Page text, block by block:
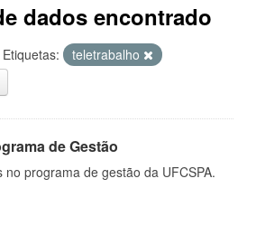
dados encontrado
Etiquetas:
teletrabalho
de Gestão
no programa de gestão da UFCSPA.